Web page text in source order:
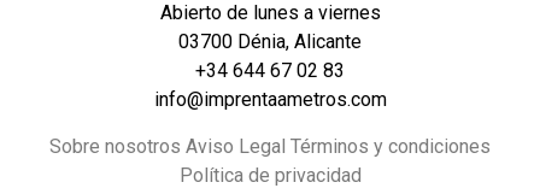
Abierto de lunes a viernes
03700 Dénia, Alicante
+34 644 67 02 83
info@imprentaametros.com
Sobre nosotros Aviso Legal Términos y condiciones
Política de privacidad